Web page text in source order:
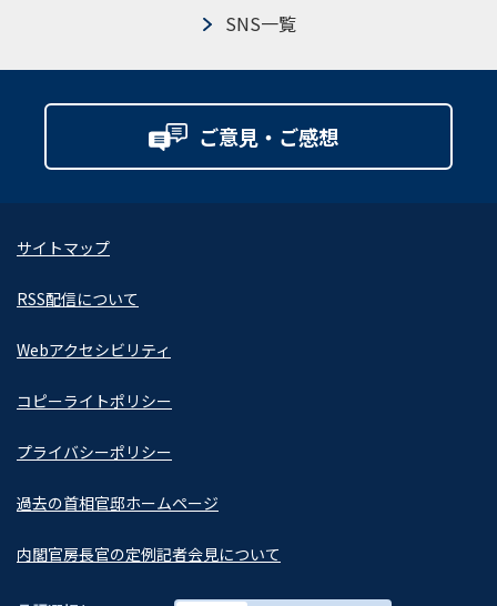
SNS一覧
ご意見・ご感想
サイトマップ
RSS配信について
Webアクセシビリティ
コピーライトポリシー
プライバシーポリシー
過去の首相官邸ホームページ
内閣官房長官の定例記者会見について